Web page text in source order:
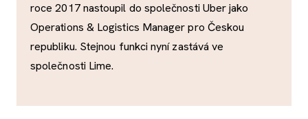
roce 2017 nastoupil do společnosti Uber jako
Operations & Logistics Manager pro Českou
republiku. Stejnou funkci nyní zastává ve
společnosti Lime.